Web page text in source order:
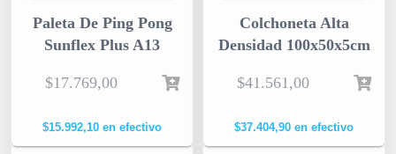
Paleta De Ping Pong
Sunflex Plus A13
$17.769,00
$15.992,10 en efectivo
Colchoneta Alta
Densidad 100x50x5cm
$41.561,00
$37.404,90 en efectivo